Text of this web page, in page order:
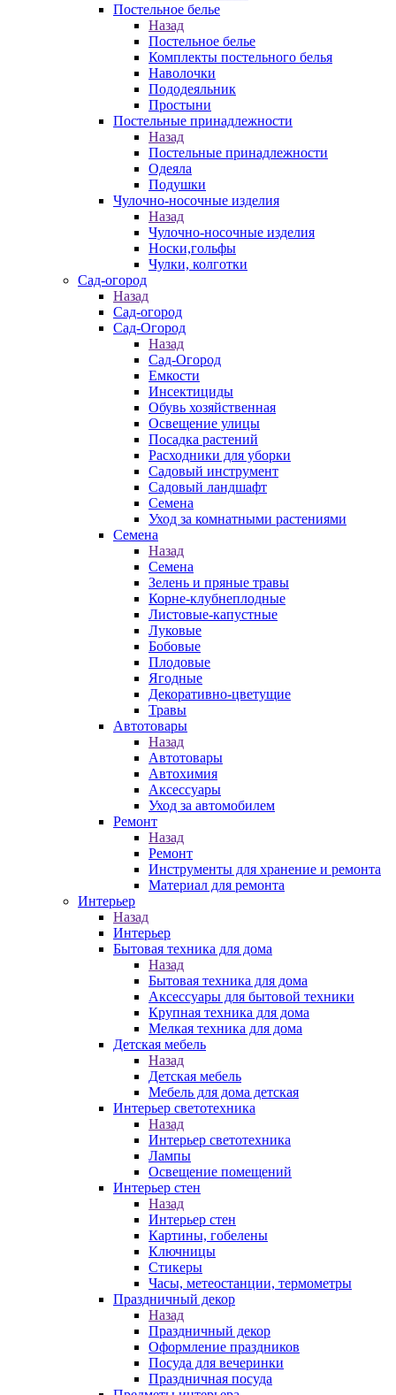
Постельное белье
Назад
Постельное белье
Комплекты постельного белья
Наволочки
Пододеяльник
Простыни
Постельные принадлежности
Назад
Постельные принадлежности
Одеяла
Подушки
Чулочно-носочные изделия
Назад
Чулочно-носочные изделия
Носки,гольфы
Чулки, колготки
Сад-огород
Назад
Сад-огород
Сад-Огород
Назад
Сад-Огород
Емкости
Инсектициды
Обувь хозяйственная
Освещение улицы
Посадка растений
Расходники для уборки
Садовый инструмент
Садовый ландшафт
Семена
Уход за комнатными растениями
Семена
Назад
Семена
Зелень и пряные травы
Корне-клубнеплодные
Листовые-капустные
Луковые
Бобовые
Плодовые
Ягодные
Декоративно-цветущие
Травы
Автотовары
Назад
Автотовары
Автохимия
Аксессуары
Уход за автомобилем
Ремонт
Назад
Ремонт
Инструменты для хранение и ремонта
Материал для ремонта
Интерьер
Назад
Интерьер
Бытовая техника для дома
Назад
Бытовая техника для дома
Аксессуары для бытовой техники
Крупная техника для дома
Мелкая техника для дома
Детская мебель
Назад
Детская мебель
Мебель для дома детская
Интерьер светотехника
Назад
Интерьер светотехника
Лампы
Освещение помещений
Интерьер стен
Назад
Интерьер стен
Картины, гобелены
Ключницы
Стикеры
Часы, метеостанции, термометры
Праздничный декор
Назад
Праздничный декор
Оформление праздников
Посуда для вечеринки
Праздничная посуда